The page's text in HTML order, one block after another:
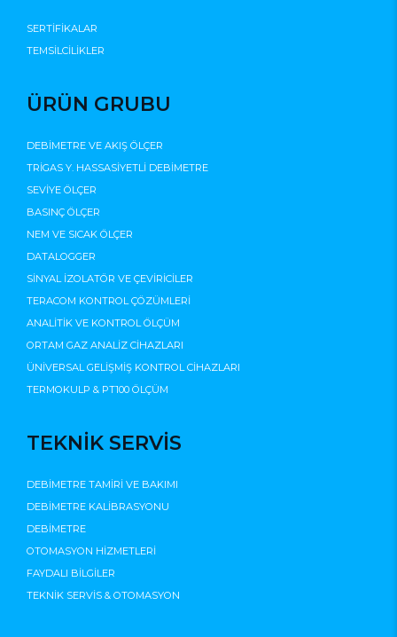
SERTİFİKALAR
TEMSİLCİLİKLER
ÜRÜN GRUBU
DEBİMETRE VE AKIŞ ÖLÇER
TRİGAS Y. HASSASİYETLİ DEBİMETRE
SEVİYE ÖLÇER
BASINÇ ÖLÇER
NEM VE SICAK ÖLÇER
DATALOGGER
SİNYAL İZOLATÖR VE ÇEVİRİCİLER
TERACOM KONTROL ÇÖZÜMLERİ
ANALİTİK VE KONTROL ÖLÇÜM
ORTAM GAZ ANALİZ CİHAZLARI
ÜNİVERSAL GELİŞMİŞ KONTROL CİHAZLARI
TERMOKULP & PT100 ÖLÇÜM
TEKNİK SERVİS
DEBİMETRE TAMİRİ VE BAKIMI
DEBİMETRE KALİBRASYONU
DEBİMETRE
OTOMASYON HİZMETLERİ
FAYDALI BİLGİLER
TEKNİK SERVİS & OTOMASYON